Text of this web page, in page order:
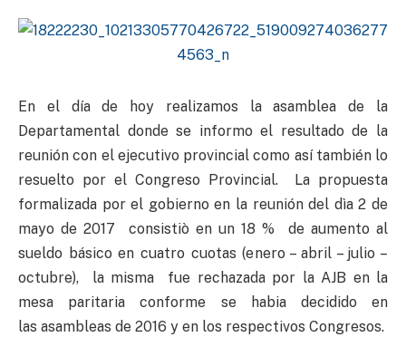
En el día de hoy realizamos la asamblea de la
Departamental donde se informo el resultado de la
reunión con el ejecutivo provincial como así también lo
resuelto por el Congreso Provincial. La propuesta
formalizada por el gobierno en la reunión del dìa 2 de
mayo de 2017 consistiò en un 18 % de aumento al
sueldo básico en cuatro cuotas (enero – abril – julio –
octubre), la misma fue rechazada por la AJB en la
mesa paritaria conforme se habia decidido en
las asambleas de 2016 y en los respectivos Congresos.